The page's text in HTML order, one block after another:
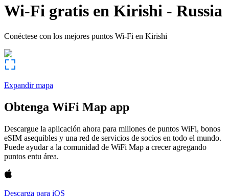
Wi-Fi gratis en Kirishi - Russia
Conéctese con los mejores puntos Wi-Fi en Kirishi
Expandir mapa
Obtenga WiFi Map app
Descargue la aplicación ahora para millones de puntos WiFi, bonos
eSIM asequibles y una red de servicios de socios en todo el mundo.
Puede ayudar a la comunidad de WiFi Map a crecer agregando
puntos entu área.
Descarga para iOS